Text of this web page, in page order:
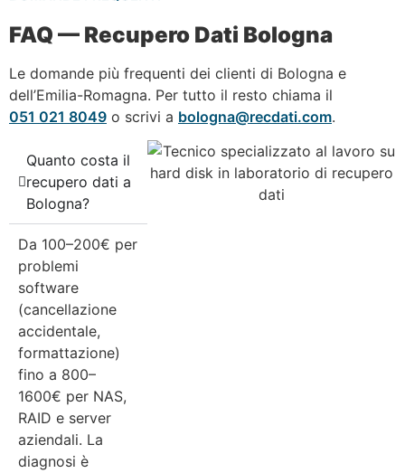
FAQ — Recupero Dati Bologna
Le domande più frequenti dei clienti di Bologna e
dell’Emilia-Romagna. Per tutto il resto chiama il
051 021 8049 o scrivi a bologna@recdati.com.
Quanto costa il
recupero dati a
Bologna?
Da 100–200€ per
problemi
software
(cancellazione
accidentale,
formattazione)
fino a 800–
1600€ per NAS,
RAID e server
aziendali. La
diagnosi è